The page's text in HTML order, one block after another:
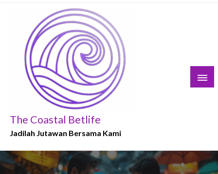
Skip
The Coastal Betlife
Jadilah Jutawan Bersama Kami